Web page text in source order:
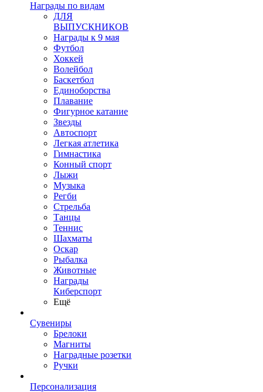
Награды по видам
ДЛЯ
ВЫПУСКНИКОВ
Награды к 9 мая
Футбол
Хоккей
Волейбол
Баскетбол
Единоборства
Плавание
Фигурное катание
Звезды
Автоспорт
Легкая атлетика
Гимнастика
Конный спорт
Лыжи
Музыка
Регби
Стрельба
Танцы
Теннис
Шахматы
Оскар
Рыбалка
Животные
Награды
Киберспорт
Ещё
Сувениры
Брелоки
Магниты
Наградные розетки
Ручки
Персонализация